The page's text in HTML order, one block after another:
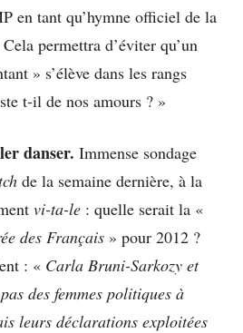
en tant qu’hymne officiel de la
permettra d’éviter qu’un
» s’élève dans les rangs
t-il de nos amours ? »
danser. Immense sondage
de la semaine dernière, à la
vi-ta-le : quelle serait la «
des Français » pour 2012 ?
: « Carla Bruni-Sarkozy et
des femmes politiques à
leurs déclarations exploitées